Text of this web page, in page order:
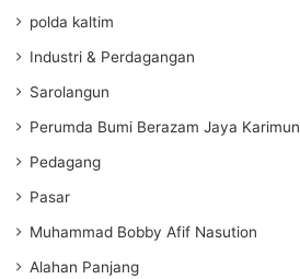
polda kaltim
Industri & Perdagangan
Sarolangun
Perumda Bumi Berazam Jaya Karimun
Pedagang
Pasar
Muhammad Bobby Afif Nasution
Alahan Panjang